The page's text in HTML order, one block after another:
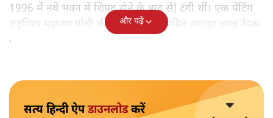
1996 में नये भवन में शिफ्ट होने के बाद से) टंगी थीं। एक पेंटिंग
राष्ट्रपिता महात्मा गांधी की थी और दूसरी पंडित जवाहर लाल नेहरू
की।
और पढ़ें
सत्य हिन्दी ऐपडाउनलोडकरें